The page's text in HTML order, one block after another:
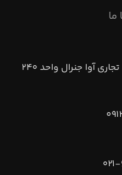
آوا جنرال واحد ۲۴۰